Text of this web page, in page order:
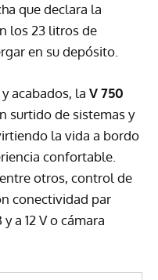
que declara la
los 23 litros de
en su depósito.
acabados, la V 750
surtido de sistemas y
la vida a bordo
confortable.
otros, control de
conectividad par
a 12 V o cámara